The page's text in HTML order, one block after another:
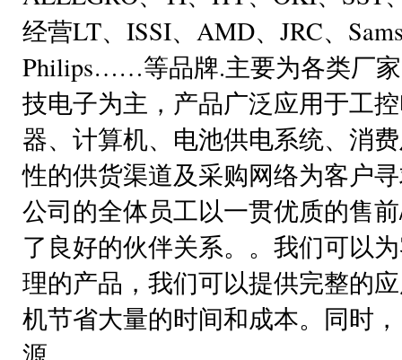
经营LT、ISSI、AMD、JRC、
Philips……等品牌.主要为各类厂
技电子为主，产品广泛应用于工
器、计算机、电池供电系统、消
性的供货渠道及采购网络为客户
公司的全体员工以一贯优质的售
了良好的伙伴关系。。我们可以
理的产品，我们可以提供完整的
机节省大量的时间和成本。同时